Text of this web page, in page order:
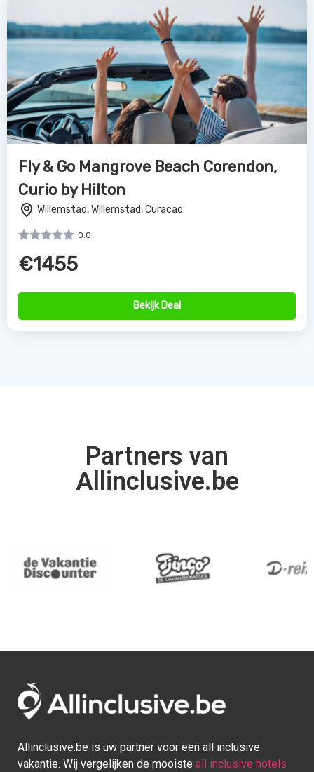
Fly & Go Mangrove Beach Corendon,
Curio by Hilton
Willemstad, Willemstad, Curacao
0.0
€1455
Bekijk Deal
Partners van
Allinclusive.be
Allinclusive.be is uw partner voor een all inclusive
vakantie. Wij vergelijken de mooiste all inclusive hotels